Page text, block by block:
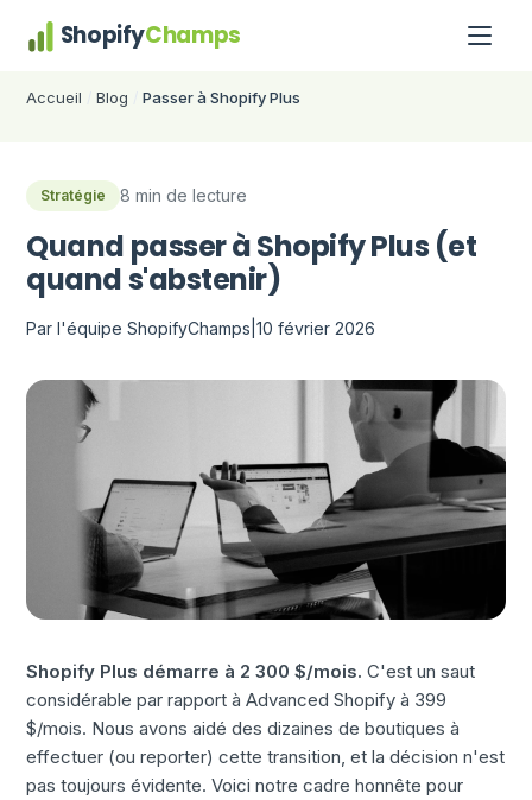
ShopifyChamps
Accueil Blog Passer à Shopify Plus
Stratégie 8 min de lecture
Quand passer à Shopify Plus (et
quand s'abstenir)
Par l'équipe ShopifyChamps |10 février 2026
Shopify Plus démarre à 2 300 $/mois. C'est un saut
considérable par rapport à Advanced Shopify à 399
$/mois. Nous avons aidé des dizaines de boutiques à
effectuer (ou reporter) cette transition, et la décision n'est
pas toujours évidente. Voici notre cadre honnête pour